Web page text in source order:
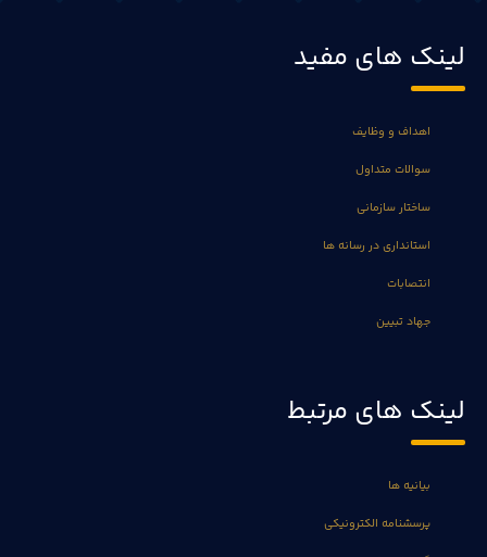
لینک های مفید
اهداف و وظایف
سوالات متداول
ساختار سازمانی
استانداری در رسانه ها
انتصابات
جهاد تبیین
لینک های مرتبط
بیانیه ها
پرسشنامه الکترونیکی